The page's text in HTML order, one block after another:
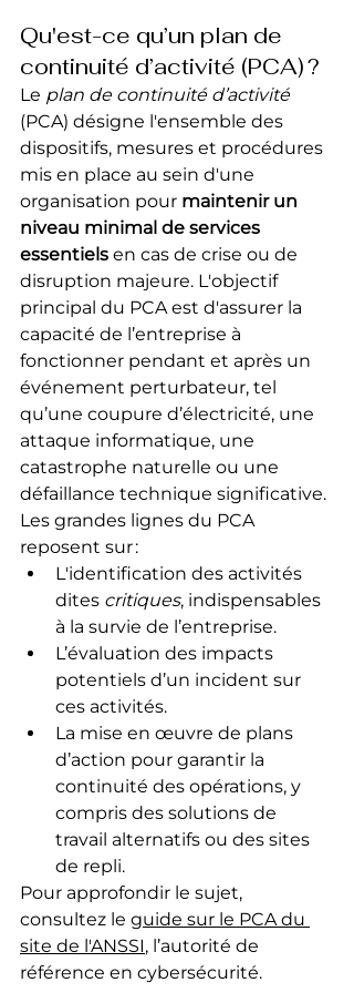
Qu'est-ce qu’un plan de
continuité d’activité (PCA) ?
Le plan de continuité d’activité
(PCA) désigne l'ensemble des
dispositifs, mesures et procédures
mis en place au sein d'une
organisation pour maintenir un
niveau minimal de services
essentiels en cas de crise ou de
disruption majeure. L'objectif
principal du PCA est d'assurer la
capacité de l’entreprise à
fonctionner pendant et après un
événement perturbateur, tel
qu’une coupure d’électricité, une
attaque informatique, une
catastrophe naturelle ou une
défaillance technique significative.
Les grandes lignes du PCA
reposent sur :
L'identification des activités
dites critiques, indispensables
à la survie de l’entreprise.
L’évaluation des impacts
potentiels d’un incident sur
ces activités.
La mise en œuvre de plans
d’action pour garantir la
continuité des opérations, y
compris des solutions de
travail alternatifs ou des sites
de repli.
Pour approfondir le sujet,
consultez le guide sur le PCA du
site de l'ANSSI, l’autorité de
référence en cybersécurité.